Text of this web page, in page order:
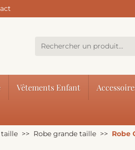
Vêtements Enfant
taille Robe grande taille Robe